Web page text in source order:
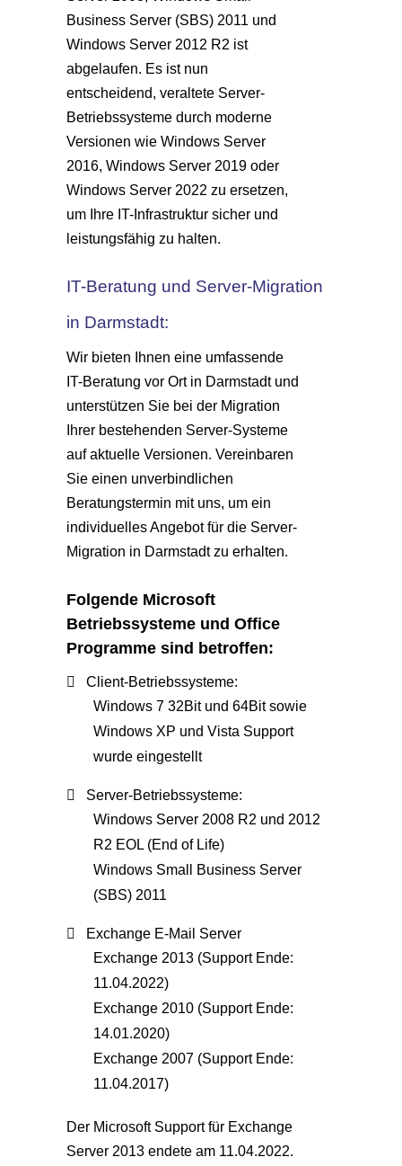
Business Server (SBS) 2011 und
Windows Server 2012 R2 ist
abgelaufen. Es ist nun
entscheidend, veraltete Server-
Betriebssysteme durch moderne
Versionen wie Windows Server
2016, Windows Server 2019 oder
Windows Server 2022 zu ersetzen,
um Ihre IT-Infrastruktur sicher und
leistungsfähig zu halten.
IT-Beratung und Server-Migration
in Darmstadt:
Wir bieten Ihnen eine umfassende
IT-Beratung vor Ort in Darmstadt und
unterstützen Sie bei der Migration
Ihrer bestehenden Server-Systeme
auf aktuelle Versionen. Vereinbaren
Sie einen unverbindlichen
Beratungstermin mit uns, um ein
individuelles Angebot für die Server-
Migration in Darmstadt zu erhalten.
Folgende Microsoft
Betriebssysteme und Office
Programme sind betroffen:
Client-Betriebssysteme:
Windows 7 32Bit und 64Bit sowie
Windows XP und Vista Support
wurde eingestellt
Server-Betriebssysteme:
Windows Server 2008 R2 und 2012
R2 EOL (End of Life)
Windows Small Business Server
(SBS) 2011
Exchange E-Mail Server
Exchange 2013 (Support Ende:
11.04.2022)
Exchange 2010 (Support Ende:
14.01.2020)
Exchange 2007 (Support Ende:
11.04.2017)
Der Microsoft Support für Exchange
Server 2013 endete am 11.04.2022.